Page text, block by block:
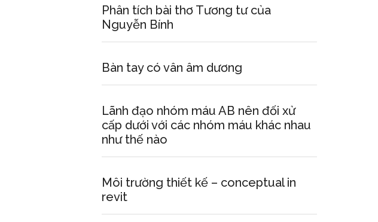
Phân tích bài thơ Tương tư của
Nguyễn Bính
Bàn tay có vân âm dương
Lãnh đạo nhóm máu AB nên đối xử
cấp dưới với các nhóm máu khác nhau
như thế nào
Môi trường thiết kế – conceptual in
revit